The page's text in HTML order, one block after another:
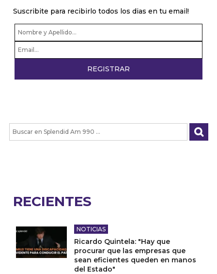
Suscribite para recibirlo todos los dias en tu email!
RECIENTES
NOTICIAS
Ricardo Quintela: "Hay que
procurar que las empresas que
sean eficientes queden en manos
del Estado"